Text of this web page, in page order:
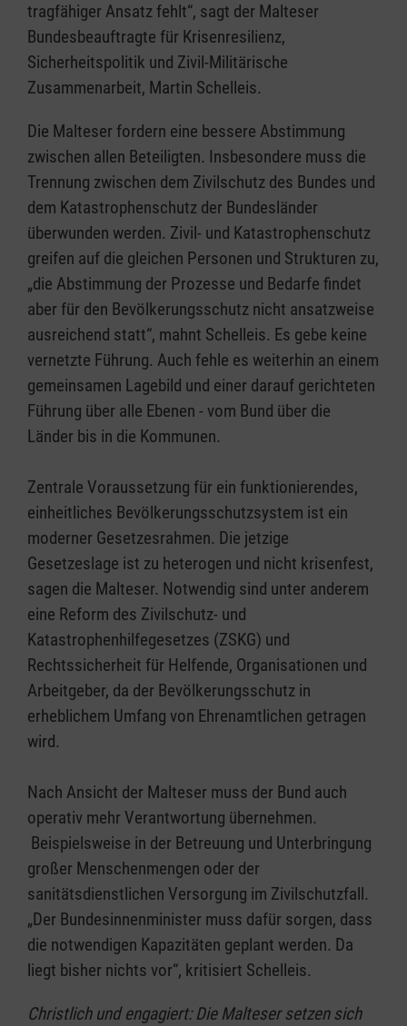
tragfähiger Ansatz fehlt“, sagt der Malteser
Bundesbeauftragte für Krisenresilienz,
Sicherheitspolitik und Zivil-Militärische
Zusammenarbeit, Martin Schelleis.
Die Malteser fordern eine bessere Abstimmung
zwischen allen Beteiligten. Insbesondere muss die
Trennung zwischen dem Zivilschutz des Bundes und
dem Katastrophenschutz der Bundesländer
überwunden werden. Zivil- und Katastrophenschutz
greifen auf die gleichen Personen und Strukturen zu,
„die Abstimmung der Prozesse und Bedarfe findet
aber für den Bevölkerungsschutz nicht ansatzweise
ausreichend statt“, mahnt Schelleis. Es gebe keine
vernetzte Führung. Auch fehle es weiterhin an einem
gemeinsamen Lagebild und einer darauf gerichteten
Führung über alle Ebenen - vom Bund über die
Länder bis in die Kommunen.
Zentrale Voraussetzung für ein funktionierendes,
einheitliches Bevölkerungsschutzsystem ist ein
moderner Gesetzesrahmen. Die jetzige
Gesetzeslage ist zu heterogen und nicht krisenfest,
sagen die Malteser. Notwendig sind unter anderem
eine Reform des Zivilschutz- und
Katastrophenhilfegesetzes (ZSKG) und
Rechtssicherheit für Helfende, Organisationen und
Arbeitgeber, da der Bevölkerungsschutz in
erheblichem Umfang von Ehrenamtlichen getragen
wird.
Nach Ansicht der Malteser muss der Bund auch
operativ mehr Verantwortung übernehmen.
Beispielsweise in der Betreuung und Unterbringung
großer Menschenmengen oder der
sanitätsdienstlichen Versorgung im Zivilschutzfall.
„Der Bundesinnenminister muss dafür sorgen, dass
die notwendigen Kapazitäten geplant werden. Da
liegt bisher nichts vor“, kritisiert Schelleis.
Christlich und engagiert: Die Malteser setzen sich